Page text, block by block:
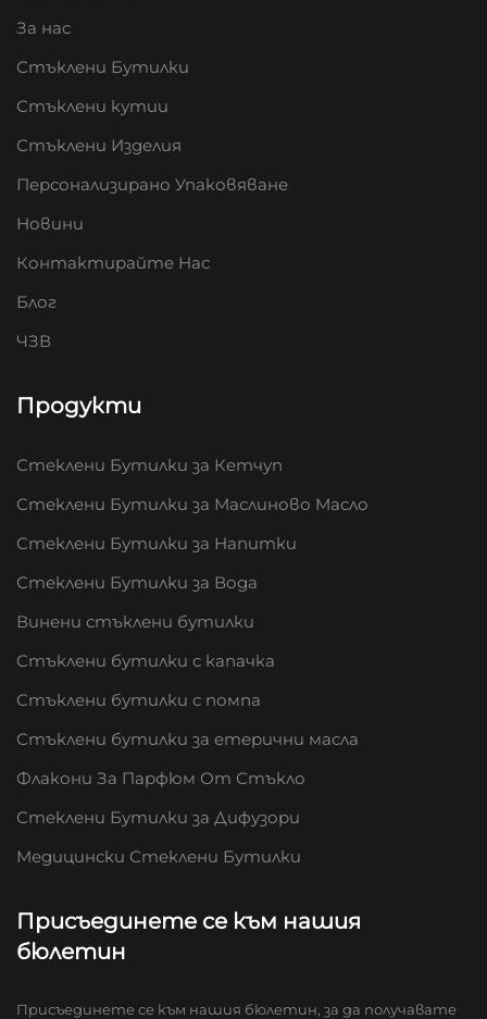
За нас
Стъклени Бутилки
Стъклени кутии
Стъклени Изделия
Персонализирано Упаковяване
Новини
Контактирайте Нас
Блог
ЧЗВ
Продукти
Стеклени Бутилки за Кетчуп
Стеклени Бутилки за Маслиново Масло
Стеклени Бутилки за Напитки
Стеклени Бутилки за Вода
Винени стъклени бутилки
Стъклени бутилки с капачка
Стъклени бутилки с помпа
Стъклени бутилки за етерични масла
Флакони За Парфюм От Стъкло
Стеклени Бутилки за Дифузори
Медицински Стеклени Бутилки
Присъединете се към нашия
бюлетин
Присъединете се към нашия бюлетин, за да получавате